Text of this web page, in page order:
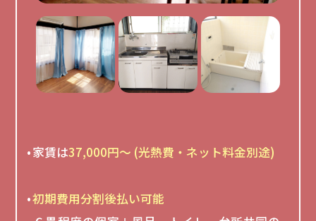
家賃は37,000円～ (光熱費・ネット料金別途)
初期費用分割後払い可能